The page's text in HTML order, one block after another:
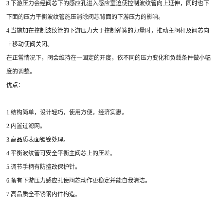
3.下游压力会经阀芯下的感应孔进入感应室迫使控制波纹管向上延伸，同时也下
下面的压力平衡波纹管施压消除阀芯背面的下游压力的影响。
4.当施加在控制波纹管的下游压力大于控制弹簧的力量时，推动主阀杆及阀芯向
上移动使阀关闭。
在正常情况下，阀会维持在一固定的开度，依不同的压力变化和负载条件做小幅
度的调整。
优点：
1.结构简单，设计轻巧，使用方便，经济实惠。
2.内置过滤网。
3.高品质表面镀镍处理。
4.平衡波纹管可安全平衡主阀芯上的压差。
5.调节手柄有防擅改保护针。
6.备有下游压力感应孔使阀芯动作更稳定并能自我清洁。
7.高品质全不锈钢内件构造。